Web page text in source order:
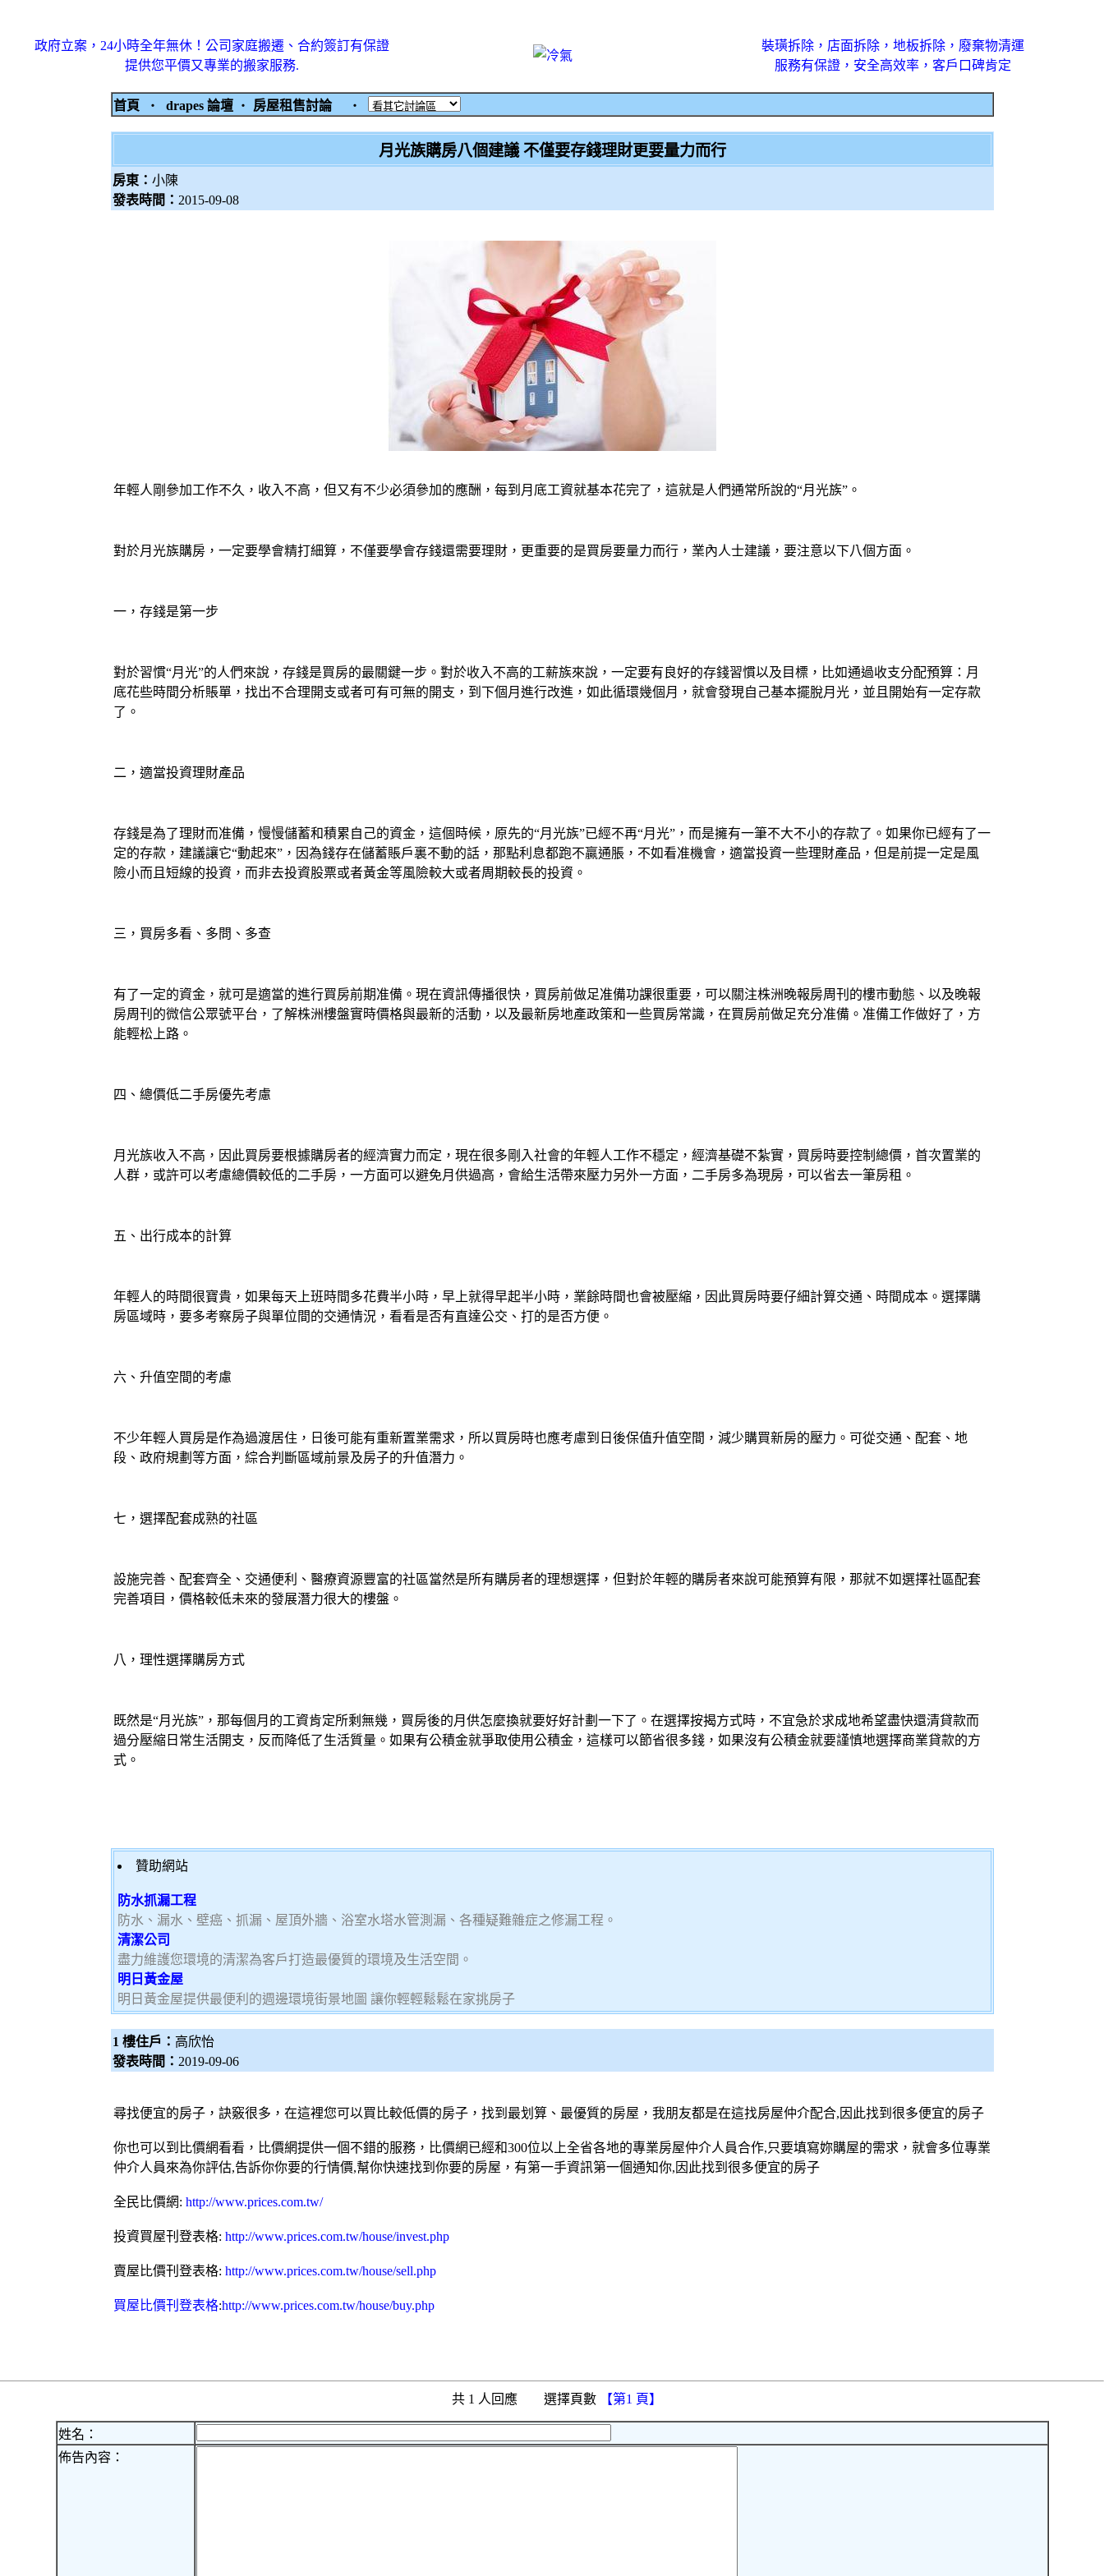
政府立案，24小時全年無休！公司家庭搬遷、合約簽訂有保證
提供您平價又專業的搬家服務.
裝璜拆除，店面拆除，地板拆除，廢棄物清運
服務有保證，安全高效率，客戶口碑肯定
首頁 ‧ drapes 論壇 ‧ 房屋租售討論 ‧
月光族購房八個建議 不僅要存錢理財更要量力而行
房東： 小陳
發表時間： 2015-09-08
年輕人剛參加工作不久，收入不高，但又有不少必須參加的應酬，每到月底工資就基本花完了，這就是人們通常所說的“月光族”。
對於月光族購房，一定要學會精打細算，不僅要學會存錢還需要理財，更重要的是買房要量力而行，業內人士建議，要注意以下八個方面。
一，存錢是第一步
對於習慣“月光”的人們來說，存錢是買房的最關鍵一步。對於收入不高的工薪族來說，一定要有良好的存錢習慣以及目標，比如通過收支分配預算：月
底花些時間分析賬單，找出不合理開支或者可有可無的開支，到下個月進行改進，如此循環幾個月，就會發現自己基本擺脫月光，並且開始有一定存款
了。
二，適當投資理財產品
存錢是為了理財而准備，慢慢儲蓄和積累自己的資金，這個時候，原先的“月光族”已經不再“月光”，而是擁有一筆不大不小的存款了。如果你已經有了一
定的存款，建議讓它“動起來”，因為錢存在儲蓄賬戶裏不動的話，那點利息都跑不贏通脹，不如看准機會，適當投資一些理財產品，但是前提一定是風
險小而且短線的投資，而非去投資股票或者黃金等風險較大或者周期較長的投資。
三，買房多看、多問、多查
有了一定的資金，就可是適當的進行買房前期准備。現在資訊傳播很快，買房前做足准備功課很重要，可以關注株洲晚報房周刊的樓市動態、以及晚報
房周刊的微信公眾號平台，了解株洲樓盤實時價格與最新的活動，以及最新房地產政策和一些買房常識，在買房前做足充分准備。准備工作做好了，方
能輕松上路。
四、總價低二手房優先考慮
月光族收入不高，因此買房要根據購房者的經濟實力而定，現在很多剛入社會的年輕人工作不穩定，經濟基礎不紮實，買房時要控制總價，首次置業的
人群，或許可以考慮總價較低的二手房，一方面可以避免月供過高，會給生活帶來壓力另外一方面，二手房多為現房，可以省去一筆房租。
五、出行成本的計算
年輕人的時間很寶貴，如果每天上班時間多花費半小時，早上就得早起半小時，業餘時間也會被壓縮，因此買房時要仔細計算交通、時間成本。選擇購
房區域時，要多考察房子與單位間的交通情況，看看是否有直達公交、打的是否方便。
六、升值空間的考慮
不少年輕人買房是作為過渡居住，日後可能有重新置業需求，所以買房時也應考慮到日後保值升值空間，減少購買新房的壓力。可從交通、配套、地
段、政府規劃等方面，綜合判斷區域前景及房子的升值潛力。
七，選擇配套成熟的社區
設施完善、配套齊全、交通便利、醫療資源豐富的社區當然是所有購房者的理想選擇，但對於年輕的購房者來說可能預算有限，那就不如選擇社區配套
完善項目，價格較低未來的發展潛力很大的樓盤。
八，理性選擇購房方式
既然是“月光族”，那每個月的工資肯定所剩無幾，買房後的月供怎麼換就要好好計劃一下了。在選擇按揭方式時，不宜急於求成地希望盡快還清貸款而
過分壓縮日常生活開支，反而降低了生活質量。如果有公積金就爭取使用公積金，這樣可以節省很多錢，如果沒有公積金就要謹慎地選擇商業貸款的方
式。
贊助網站
防水抓漏工程
防水、漏水、壁癌、抓漏、屋頂外牆、浴室水塔水管測漏、各種疑難雜症之修漏工程。
清潔公司
盡力維護您環境的清潔為客戶打造最優質的環境及生活空間。
明日黃金屋
明日黃金屋提供最便利的週邊環境街景地圖 讓你輕輕鬆鬆在家挑房子
1 樓住戶： 高欣怡
發表時間： 2019-09-06
尋找便宜的房子，訣竅很多，在這裡您可以買比較低價的房子，找到最划算、最優質的房屋，我朋友都是在這找房屋仲介配合,因此找到很多便宜的房子
你也可以到比價網看看，比價網提供一個不錯的服務，比價網已經和300位以上全省各地的專業房屋仲介人員合作,只要填寫妳購屋的需求，就會多位專業
仲介人員來為你評估,告訴你你要的行情價,幫你快速找到你要的房屋，有第一手資訊第一個通知你,因此找到很多便宜的房子
全民比價網: http://www.prices.com.tw/
投資買屋刊登表格: http://www.prices.com.tw/house/invest.php
賣屋比價刊登表格: http://www.prices.com.tw/house/sell.php
買屋比價刊登表格:http://www.prices.com.tw/house/buy.php
共 1 人回應 選擇頁數 【第1 頁】
姓名：
佈告內容：